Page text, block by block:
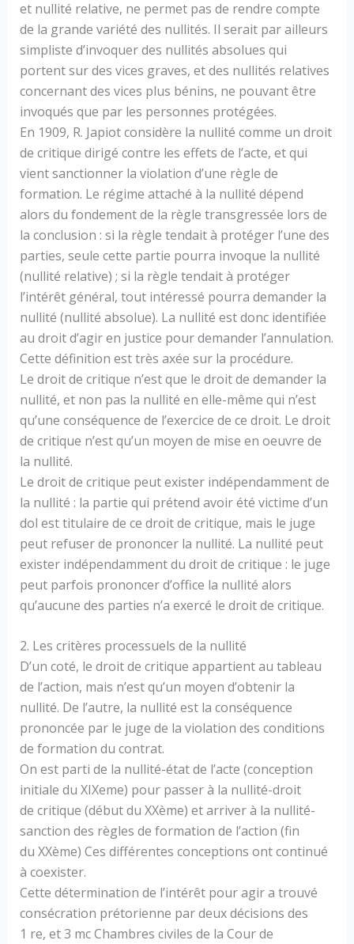
et nullité relative, ne permet pas de rendre compte
de la grande variété des nullités. Il serait par ailleurs
simpliste d’invoquer des nullités absolues qui
portent sur des vices graves, et des nullités relatives
concernant des vices plus bénins, ne pouvant être
invoqués que par les personnes protégées.
En 1909, R. Japiot considère la nullité comme un droit
de critique dirigé contre les effets de l’acte, et qui
vient sanctionner la violation d’une règle de
formation. Le régime attaché à la nullité dépend
alors du fondement de la règle transgressée lors de
la conclusion : si la règle tendait à protéger l’une des
parties, seule cette partie pourra invoque la nullité
(nullité relative) ; si la règle tendait à protéger
l’intérêt général, tout intéressé pourra demander la
nullité (nullité absolue). La nullité est donc identifiée
au droit d’agir en justice pour demander l’annulation.
Cette définition est très axée sur la procédure.
Le droit de critique n’est que le droit de demander la
nullité, et non pas la nullité en elle-même qui n’est
qu’une conséquence de l’exercice de ce droit. Le droit
de critique n’est qu’un moyen de mise en oeuvre de
la nullité.
Le droit de critique peut exister indépendamment de
la nullité : la partie qui prétend avoir été victime d’un
dol est titulaire de ce droit de critique, mais le juge
peut refuser de prononcer la nullité. La nullité peut
exister indépendamment du droit de critique : le juge
peut parfois prononcer d’office la nullité alors
qu’aucune des parties n’a exercé le droit de critique.
2. Les critères processuels de la nullité
D’un coté, le droit de critique appartient au tableau
de l’action, mais n’est qu’un moyen d’obtenir la
nullité. De l’autre, la nullité est la conséquence
prononcée par le juge de la violation des conditions
de formation du contrat.
On est parti de la nullité-état de l’acte (conception
initiale du XIXeme) pour passer à la nullité-droit
de critique (début du XXème) et arriver à la nullité-
sanction des règles de formation de l’action (fin
du XXème) Ces différentes conceptions ont continué
à coexister.
Cette détermination de l’intérêt pour agir a trouvé
consécration prétorienne par deux décisions des
1 re, et 3 mc Chambres civiles de la Cour de